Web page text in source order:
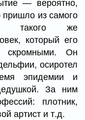
из самого
такого же
который его
Он
осиротел
эпидемии и
За ним
плотник,
артист и т.д.